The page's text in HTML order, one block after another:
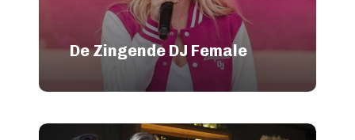
De Zingende DJ Female